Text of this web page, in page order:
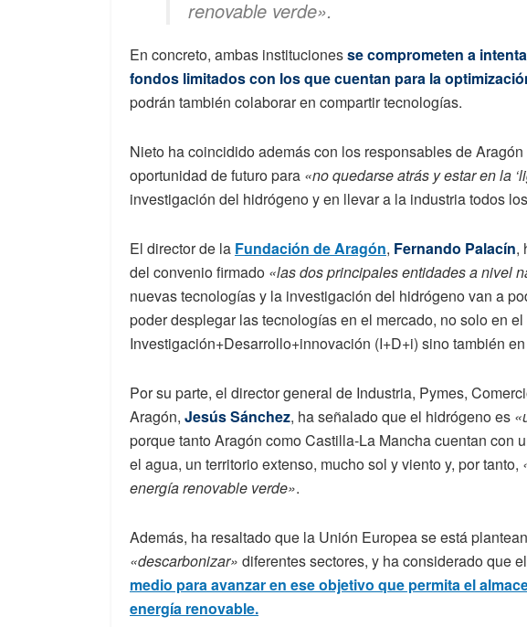
renovable verde».
En concreto, ambas institucionesse comprometen a
fondos limitados con los que cuentan para la
podrán también colaborar en compartir tecnologías.
Nieto ha coincidido además con los responsables de
oportunidad de futuro para «no quedarse atrás y estar en la
investigación del hidrógeno y en llevar a la industria todos
El director de la Fundación de Aragón, Fernando Palacín,
del convenio firmado «las dos principales entidades a nivel
nuevas tecnologías y la investigación del hidrógeno van a
poder desplegar las tecnologías en el mercado, no solo en
Investigación+Desarrollo+innovación (I+D+i) sino también
Por su parte, el director general de Industria, Pymes,
Aragón, Jesús Sánchez, ha señalado que el hidrógeno es
porque tanto Aragón como Castilla-La Mancha cuentan con
el agua, un territorio extenso, mucho sol y viento y, por tanto,
energía renovable verde».
Además, ha resaltado que la Unión Europea se está
«descarbonizar» diferentes sectores, y ha considerado que
medio para avanzar en ese objetivo que permita el
energía renovable.